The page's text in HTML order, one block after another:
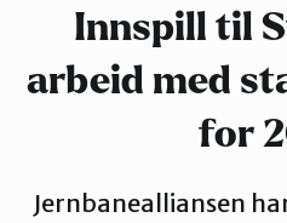
Artikler
Jernbanealliansen
Om Jernbanealliansen
Innspill til
arbeid med
for
Jernbanealliansen